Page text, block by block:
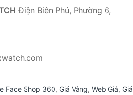
Điện Biên Phủ, Phường 6,
Face Shop 360, Giá Vàng, Web Giá, Giá